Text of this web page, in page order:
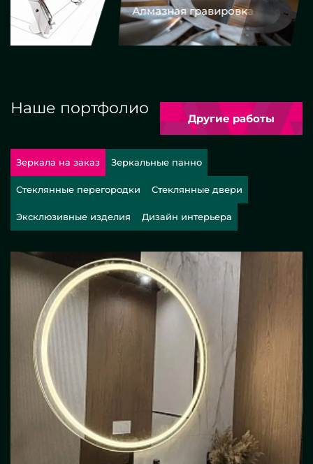
Алмазная гравировка
Наше портфолио
Другие работы
Зеркала на заказ Зеркальные панно
Стеклянные перегородки Стеклянные двери
Эксклюзивные изделия Дизайн интерьера